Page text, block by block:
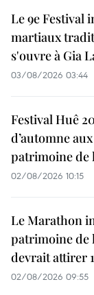
Le 9e Festival
martiaux
s'ouvre à Gia
03/08/2026 03:44
Festival Huê
d’automne
patrimoine de
02/08/2026 10:15
Le Marathon
patrimoine de
devrait attirer
02/08/2026 09:55